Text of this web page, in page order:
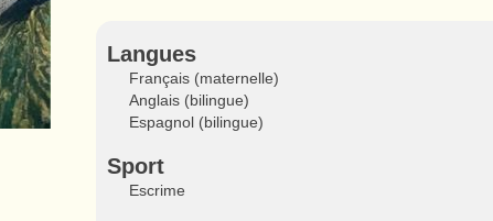
Langues
Français (maternelle)
Anglais (bilingue)
Espagnol (bilingue)
Sport
Escrime